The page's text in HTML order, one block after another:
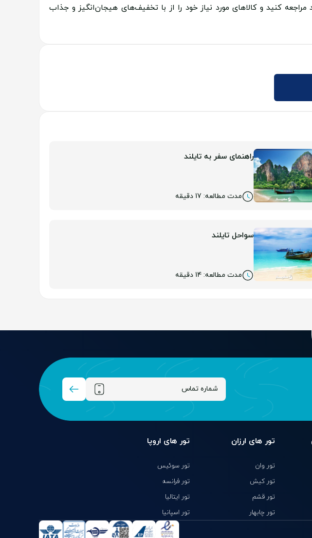
کنید و کالاهای مورد نیاز خود را از با تخفیف‌های هیجان‌انگیز و جذاب
راهنمای سفر به تایلند
مدت مطالعه: 17 دقیقه
سواحل تایلند
مدت مطالعه: 14 دقیقه
تور های ارزان
تور وان
تور کیش
تور قشم
تور چابهار
تور های اروپا
تور سوئیس
تور فرانسه
تور ایتالیا
تور اسپانیا